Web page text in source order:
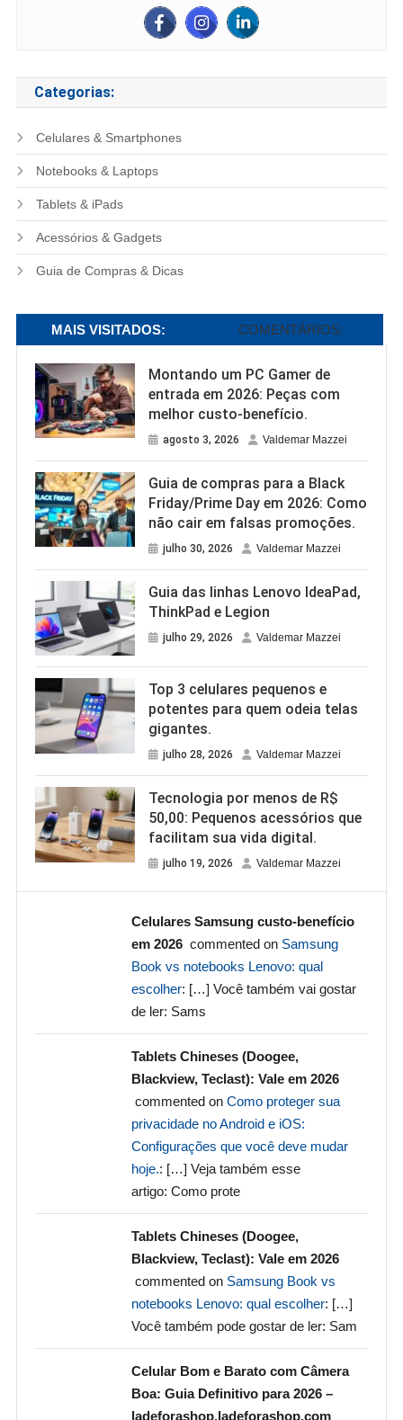
Categorias:
Celulares & Smartphones
Notebooks & Laptops
Tablets & iPads
Acessórios & Gadgets
Guia de Compras & Dicas
MAIS VISITADOS: COMENTÁRIOS:
Montando um PC Gamer de
entrada em 2026: Peças com
melhor custo-benefício.
agosto 3, 2026 Valdemar Mazzei
Guia de compras para a Black
Friday/Prime Day em 2026: Como
não cair em falsas promoções.
julho 30, 2026 Valdemar Mazzei
Guia das linhas Lenovo IdeaPad,
ThinkPad e Legion
julho 29, 2026 Valdemar Mazzei
Top 3 celulares pequenos e
potentes para quem odeia telas
gigantes.
julho 28, 2026 Valdemar Mazzei
Tecnologia por menos de R$
50,00: Pequenos acessórios que
facilitam sua vida digital.
julho 19, 2026 Valdemar Mazzei
Celulares Samsung custo-benefício
em 2026 commented on Samsung
Book vs notebooks Lenovo: qual
escolher: […] Você também vai gostar
de ler: Sams
Tablets Chineses (Doogee,
Blackview, Teclast): Vale em 2026
commented onComo proteger sua
privacidade no Android e iOS:
Configurações que você deve mudar
hoje.: […] Veja também esse
artigo: Como prote
Tablets Chineses (Doogee,
Blackview, Teclast): Vale em 2026
commented on Samsung Book vs
notebooks Lenovo: qual escolher: […]
Você também pode gostar de ler: Sam
Celular Bom e Barato com Câmera
Boa: Guia Definitivo para 2026 –
ladeforashop.ladeforashop.com